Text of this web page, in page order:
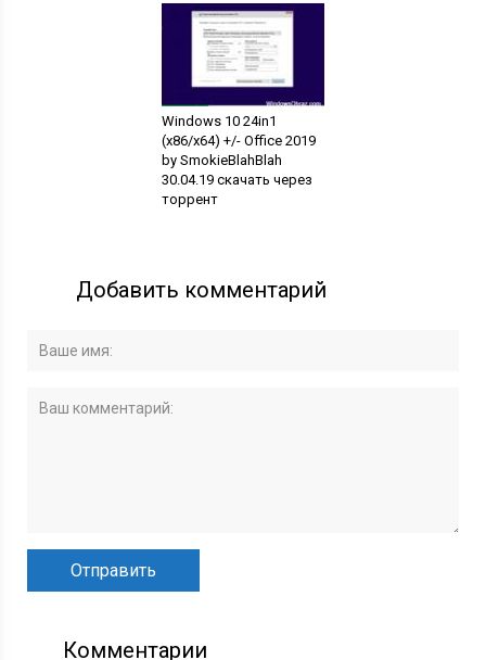
Windows 10 24in1
(x86/x64) +/- Office 2019
by SmokieBlahBlah
30.04.19 скачать через
торрент
Добавить комментарий
Комментарии